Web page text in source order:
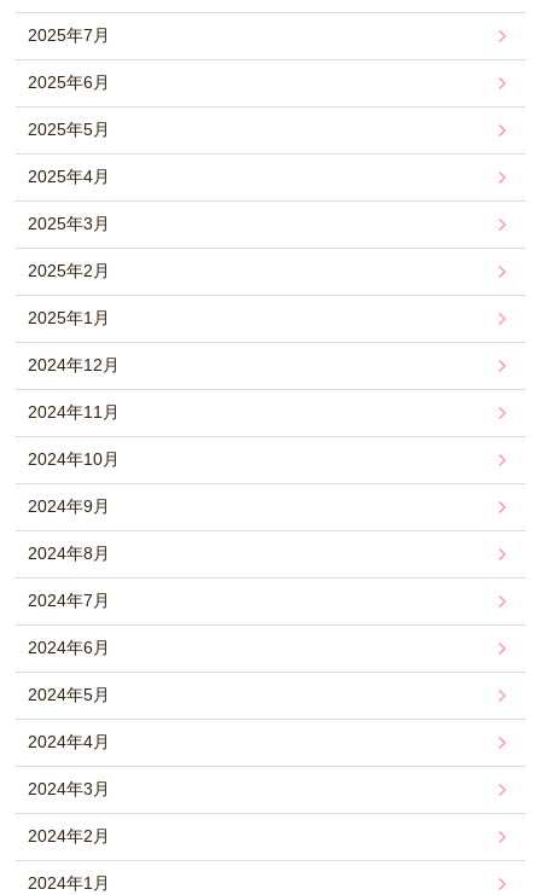
2025年7月
2025年6月
2025年5月
2025年4月
2025年3月
2025年2月
2025年1月
2024年12月
2024年11月
2024年10月
2024年9月
2024年8月
2024年7月
2024年6月
2024年5月
2024年4月
2024年3月
2024年2月
2024年1月